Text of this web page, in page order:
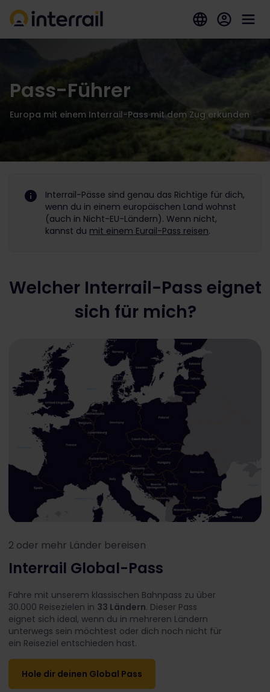
Pass-Führer
Europa mit einem Interrail-Pass mit dem Zug erkunden
Interrail-Pässe sind genau das Richtige für dich,
wenn du in einem europäischen Land wohnst
(auch in Nicht-EU-Ländern). Wenn nicht,
kannst du mit einem Eurail-Pass reisen.
Welcher Interrail-Pass eignet
sich für mich?
2 oder mehr Länder bereisen
Interrail Global-Pass
Fahre mit unserem klassischen Bahnpass zu über
30.000 Reisezielen in 33 Ländern. Dieser Pass
eignet sich ideal, wenn du in mehreren Ländern
unterwegs sein möchtest oder dich noch nicht für
ein Reiseziel entschieden hast.
Hole dir deinen Global Pass